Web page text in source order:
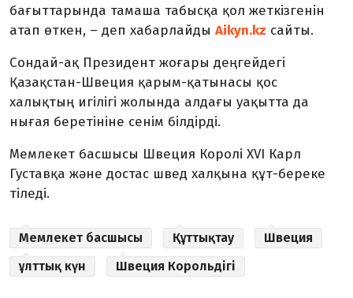
бағыттарында тамаша табысқа қол жеткізгенін
атап өткен, – деп хабарлайды Aikyn.kz сайты.
Сондай-ақ Президент жоғары деңгейдегі
Қазақстан-Швеция қарым-қатынасы қос
халықтың игілігі жолында алдағы уақытта да
нығая беретініне сенім білдірді.
Мемлекет басшысы Швеция Королі XVI Карл
Густавқа және достас швед халқына құт-береке
тіледі.
Мемлекет басшысы Құттықтау
Швеция
ұлттық күн
Швеция Корольдігі